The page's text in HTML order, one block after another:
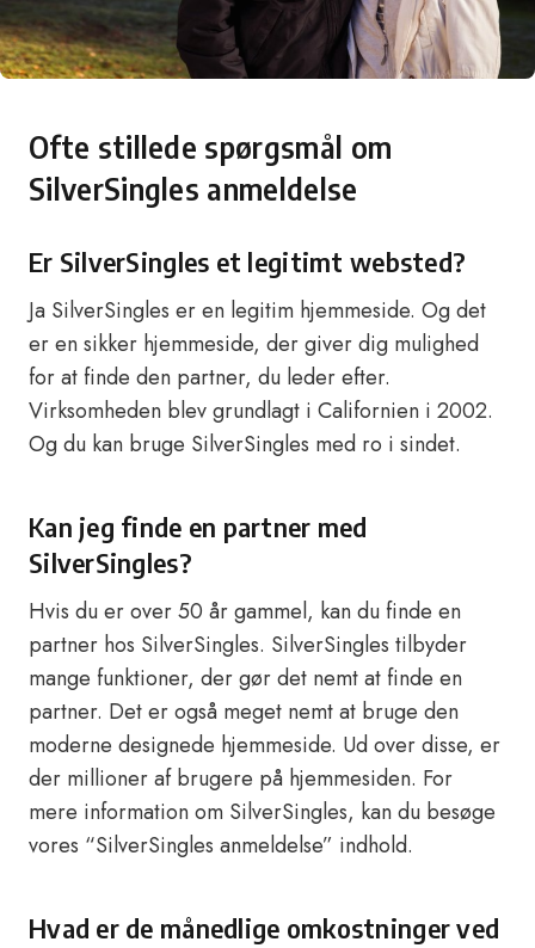
Ofte stillede spørgsmål om
SilverSingles anmeldelse
Er SilverSingles et legitimt websted?
Ja SilverSingles er en legitim hjemmeside. Og det
er en sikker hjemmeside, der giver dig mulighed
for at finde den partner, du leder efter.
Virksomheden blev grundlagt i Californien i 2002.
Og du kan bruge SilverSingles med ro i sindet.
Kan jeg finde en partner med
SilverSingles?
Hvis du er over 50 år gammel, kan du finde en
partner hos SilverSingles. SilverSingles tilbyder
mange funktioner, der gør det nemt at finde en
partner. Det er også meget nemt at bruge den
moderne designede hjemmeside. Ud over disse, er
der millioner af brugere på hjemmesiden. For
mere information om SilverSingles, kan du besøge
vores “SilverSingles anmeldelse” indhold.
Hvad er de månedlige omkostninger ved